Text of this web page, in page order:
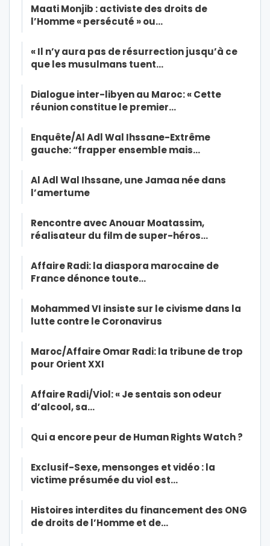
Maati Monjib : activiste des droits de
l’Homme « persécuté » ou…
« Il n’y aura pas de résurrection jusqu’à ce
que les musulmans tuent…
Dialogue inter-libyen au Maroc: « Cette
réunion constitue le premier…
Enquête/Al Adl Wal Ihssane-Extrême
gauche: “frapper ensemble mais…
Al Adl Wal Ihssane, une Jamaa née dans
l’amertume
Rencontre avec Anouar Moatassim,
réalisateur du film de super-héros…
Affaire Radi: la diaspora marocaine de
France dénonce toute…
Mohammed VI insiste sur le civisme dans la
lutte contre le Coronavirus
Maroc/Affaire Omar Radi: la tribune de trop
pour Orient XXI
Affaire Radi/Viol: « Je sentais son odeur
d’alcool, sa…
Qui a encore peur de Human Rights Watch ?
Exclusif-Sexe, mensonges et vidéo : la
victime présumée du viol est…
Histoires interdites du financement des ONG
de droits de l’Homme et de…